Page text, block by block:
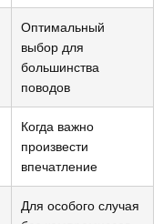
Оптимальный
выбор для
большинства
поводов
Когда важно
произвести
впечатление
Для особого случая